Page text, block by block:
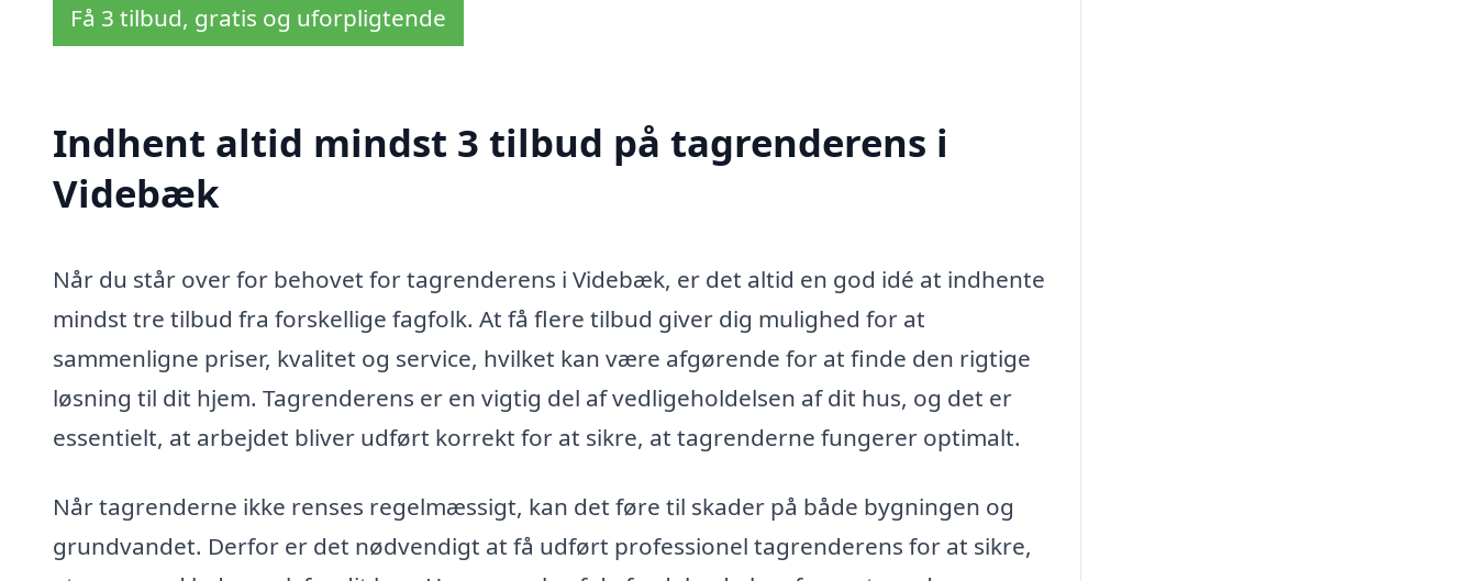
Få 3 tilbud, gratis og uforpligtende
Indhent altid mindst 3 tilbud på tagrenderens i
Videbæk
Når du står over for behovet for tagrenderens i Videbæk, er det altid en god idé at indhente
mindst tre tilbud fra forskellige fagfolk. At få flere tilbud giver dig mulighed for at
sammenligne priser, kvalitet og service, hvilket kan være afgørende for at finde den rigtige
løsning til dit hjem. Tagrenderens er en vigtig del af vedligeholdelsen af dit hus, og det er
essentielt, at arbejdet bliver udført korrekt for at sikre, at tagrenderne fungerer optimalt.
Når tagrenderne ikke renses regelmæssigt, kan det føre til skader på både bygningen og
grundvandet. Derfor er det nødvendigt at få udført professionel tagrenderens for at sikre,